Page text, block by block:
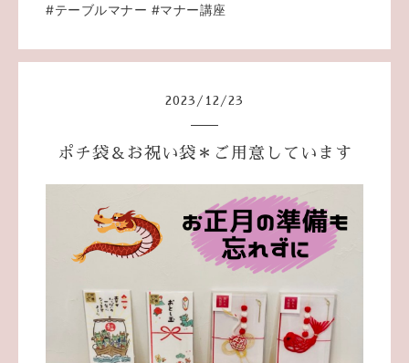
#テーブルマナー #マナー講座
2023 / 12 / 23
ポチ袋＆お祝い袋＊ご用意しています